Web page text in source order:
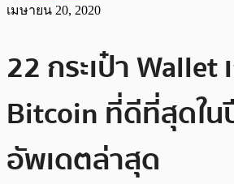
เมษายน 20, 2020
22 กระเป๋า Wallet
Bitcoin ที่ดีที่สุดใ
อัพเดตล่าสุด